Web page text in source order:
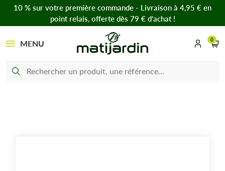
10 % sur votre première commande - Livraison à 4,95 € en
point relais, offerte dès 79 € d’achat !
MENU 0